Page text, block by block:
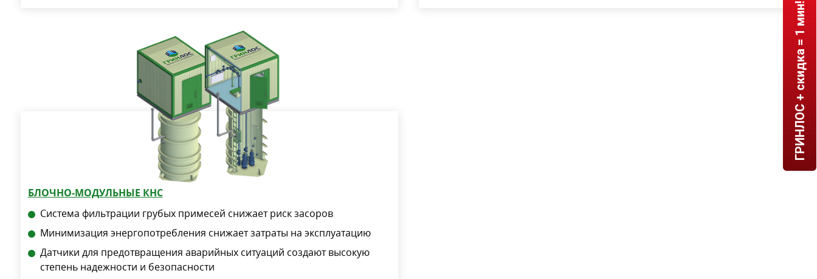
БЛОЧНО-МОДУЛЬНЫЕ КНС
Система фильтрации грубых примесей снижает риск засоров
Минимизация энергопотребления снижает затраты на эксплуатацию
Датчики для предотвращения аварийных ситуаций создают высокую
степень надежности и безопасности
ГРИНЛОС + скидка = 1 мин!